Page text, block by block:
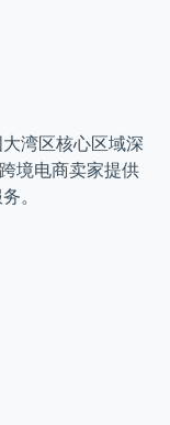
湾区核心区域深
境电商卖家提供
。